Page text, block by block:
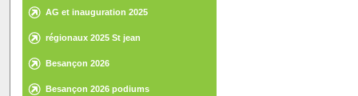
AG et inauguration 2025
régionaux 2025 St jean
Besançon 2026
Besançon 2026 podiums